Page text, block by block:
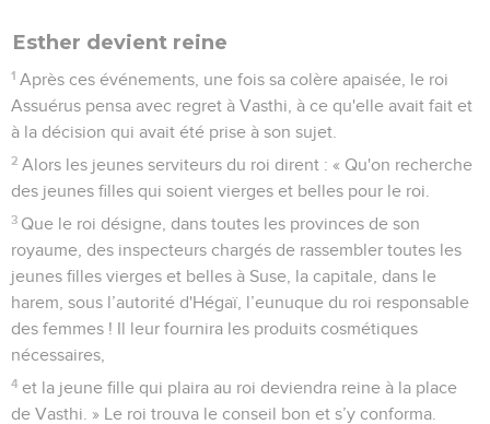
Esther devient reine
1 Après ces événements, une fois sa colère apaisée, le roi
Assuérus pensa avec regret à Vasthi, à ce qu'elle avait fait et
à la décision qui avait été prise à son sujet.
2 Alors les jeunes serviteurs du roi dirent : « Qu'on recherche
des jeunes filles qui soient vierges et belles pour le roi.
3 Que le roi désigne, dans toutes les provinces de son
royaume, des inspecteurs chargés de rassembler toutes les
jeunes filles vierges et belles à Suse, la capitale, dans le
harem, sous l’autorité d'Hégaï, l’eunuque du roi responsable
des femmes ! Il leur fournira les produits cosmétiques
nécessaires,
4 et la jeune fille qui plaira au roi deviendra reine à la place
de Vasthi. » Le roi trouva le conseil bon et s’y conforma.